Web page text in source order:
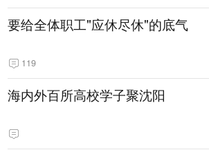
要给全体职工"应休尽休"的底气
119
海内外百所高校学子聚沈阳